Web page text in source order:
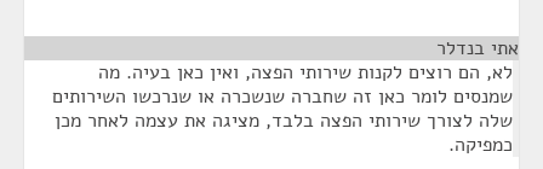
אתי בנדלר
לא, הם רוצים לקנות שירותי הפצה, ואין כאן בעיה. מה
שמנסים לומר כאן זה שחברה שנשכרה או שנרכשו השירותים
שלה לצורך שירותי הפצה בלבד, מציגה את עצמה לאחר מכן
כמפיקה.